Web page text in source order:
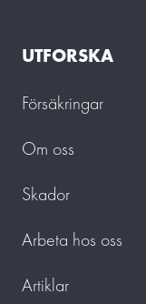
UTFORSKA
Försäkringar
Om oss
Skador
Arbeta hos oss
Artiklar